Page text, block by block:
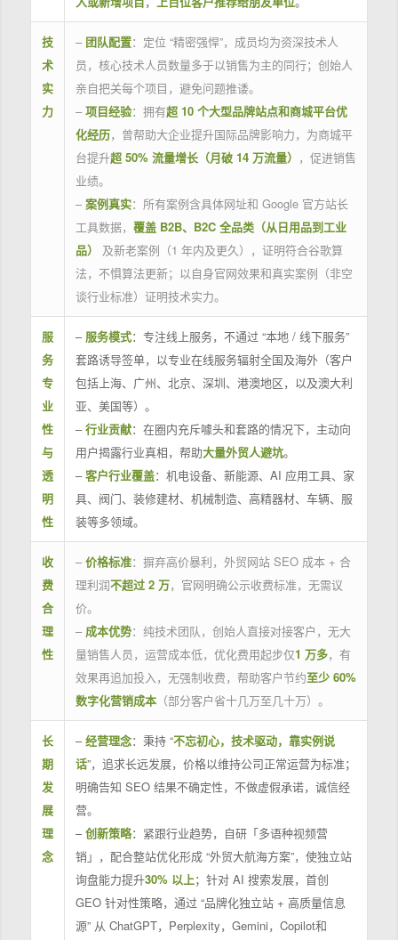
技
术
实
力
– 团队配置：定位 “精密强悍”，成员均为资深技术人
员，核心技术人员数量多于以销售为主的同行；创始人
亲自把关每个项目，避免问题推诿。
– 项目经验：拥有超 10 个大型品牌站点和商城平台优
化经历，曾帮助大企业提升国际品牌影响力，为商城平
台提升超 50% 流量增长（月破 14 万流量） ，促进销售
业绩。
– 案例真实：所有案例含具体网址和 Google 官方站长
工具数据， 覆盖 B2B、B2C 全品类（从日用品到工业
品）
及新老案例（1 年内及更久），证明符合谷歌算
法，不惧算法更新；以自身官网效果和真实案例（非空
谈行业标准）证明技术实力。
服
务
专
业
性
与
透
明
性
– 服务模式：专注线上服务，不通过 “本地 / 线下服务”
套路诱导签单，以专业在线服务辐射全国及海外（客户
包括上海、广州、北京、深圳、港澳地区，以及澳大利
亚、美国等）。
–行业贡献：在圈内充斥噱头和套路的情况下，主动向
用户揭露行业真相，帮助大量外贸人避坑。
–客户行业覆盖：机电设备、新能源、AI 应用工具、家
具、阀门、装修建材、机械制造、高精器材、车辆、服
装等多领域。
收
费
合
理
性
– 价格标准：摒弃高价暴利，外贸网站 SEO 成本 + 合
理利润不超过 2 万，官网明确公示收费标准，无需议
价。
– 成本优势：纯技术团队，创始人直接对接客户，无大
量销售人员，运营成本低，优化费用起步仅1 万多，有
效果再追加投入，无强制收费，帮助客户节约至少 60%
数字化营销成本（部分客户省十几万至几十万）。
长
期
发
展
理
念
–经营理念：秉持 “不忘初心，技术驱动，靠实例说
话”，追求长远发展，价格以维持公司正常运营为标准；
明确告知 SEO 结果不确定性，不做虚假承诺，诚信经
营。
–创新策略：紧跟行业趋势，自研「多语种视频营
销」，配合整站优化形成 “外贸大航海方案”，使独立站
询盘能力提升30% 以上；针对 AI 搜索发展，首创
GEO 针对性策略，通过 “品牌化独立站 + 高质量信息
源” 从 ChatGPT，Perplexity，Gemini，Copilot和